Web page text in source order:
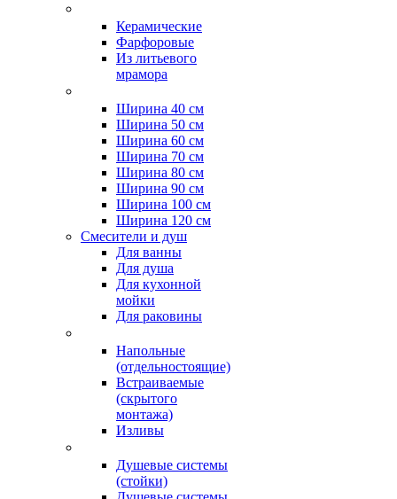
Керамические
Фарфоровые
Из литьевого
мрамора
Ширина 40 см
Ширина 50 см
Ширина 60 см
Ширина 70 см
Ширина 80 см
Ширина 90 см
Ширина 100 см
Ширина 120 см
Смесители и душ
Для ванны
Для душа
Для кухонной
мойки
Для раковины
Напольные
(отдельностоящие)
Встраиваемые
(скрытого
монтажа)
Изливы
Душевые системы
(стойки)